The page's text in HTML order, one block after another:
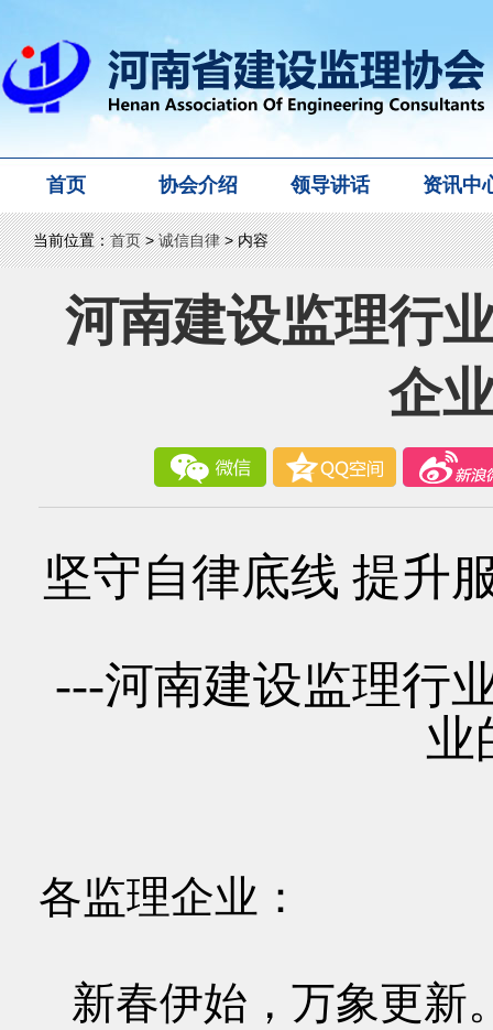
首页 协会介绍 领导讲话 资讯中
当前位置：首页>诚信自律> 内容
河南建设监理行
企
坚守自律底线 提升
---河南建设监理行
业
各监理企业：
新春伊始，万象更新